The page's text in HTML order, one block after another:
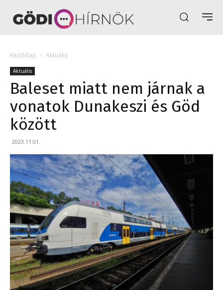
Kezdőlap Aktuális
Aktuális
Baleset miatt nem járnak a
vonatok Dunakeszi és Göd
között
2023.11.01.